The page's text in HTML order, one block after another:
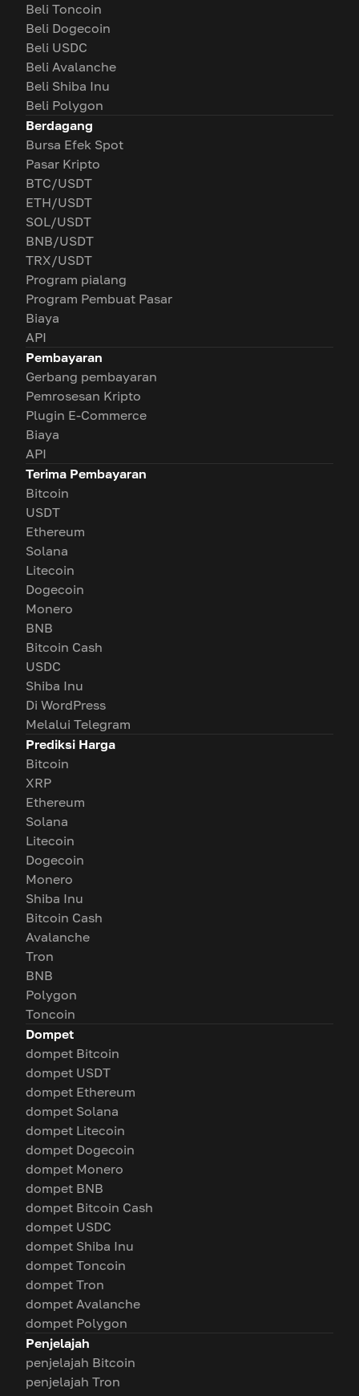
Beli Toncoin
Beli Dogecoin
Beli USDC
Beli Avalanche
Beli Shiba Inu
Beli Polygon
Berdagang
Bursa Efek Spot
Pasar Kripto
BTC/USDT
ETH/USDT
SOL/USDT
BNB/USDT
TRX/USDT
Program pialang
Program Pembuat Pasar
Biaya
API
Pembayaran
Gerbang pembayaran
Pemrosesan Kripto
Plugin E-Commerce
Biaya
API
Terima Pembayaran
Bitcoin
USDT
Ethereum
Solana
Litecoin
Dogecoin
Monero
BNB
Bitcoin Cash
USDC
Shiba Inu
Di WordPress
Melalui Telegram
Prediksi Harga
Bitcoin
XRP
Ethereum
Solana
Litecoin
Dogecoin
Monero
Shiba Inu
Bitcoin Cash
Avalanche
Tron
BNB
Polygon
Toncoin
Dompet
dompet Bitcoin
dompet USDT
dompet Ethereum
dompet Solana
dompet Litecoin
dompet Dogecoin
dompet Monero
dompet BNB
dompet Bitcoin Cash
dompet USDC
dompet Shiba Inu
dompet Toncoin
dompet Tron
dompet Avalanche
dompet Polygon
Penjelajah
penjelajah Bitcoin
penjelajah Tron